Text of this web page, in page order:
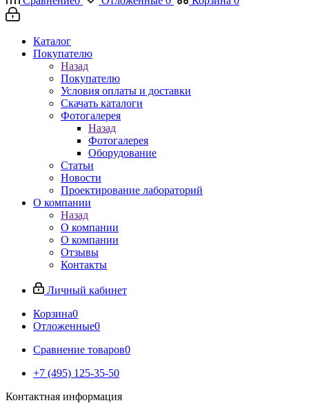
Каталог
Покупателю
Назад
Покупателю
Условия оплаты и доставки
Скачать каталоги
Фотогалерея
Назад
Фотогалерея
Оборудование
Статьи
Новости
Проектирование лабораторий
О компании
Назад
О компании
О компании
Отзывы
Контакты
Личный кабинет
Корзина0
Отложенные0
Сравнение товаров0
+7 (495) 125-35-50
Контактная информация